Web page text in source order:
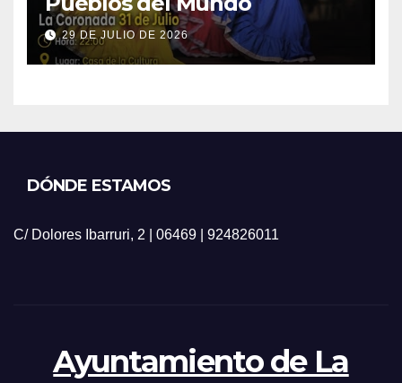
29 DE JULIO DE 2026
DÓNDE ESTAMOS
C/ Dolores Ibarruri, 2 | 06469 | 924826011
Ayuntamiento de La